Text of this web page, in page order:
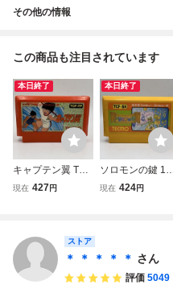
その他の情報
この商品も注目されています
本日終了
キャプテン翼 TEC
MO テクモ ファミ
ソフト カセット
カートリッジ
現在 427円
本日終了
ソロモンの鍵
6 TECMO テクモ
ト カートリッジ
現在 424円
ストア
＊ ＊ ＊ ＊ ＊ さん
評価 5049